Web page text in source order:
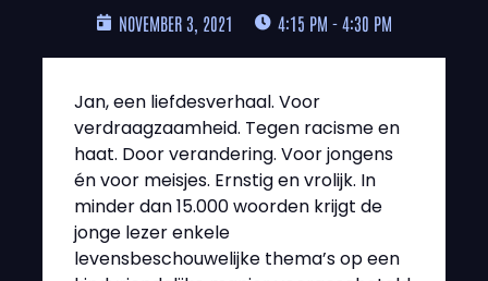
NOVEMBER 3, 2021 4:15 PM - 4:30 PM
Jan, een liefdesverhaal. Voor
verdraagzaamheid. Tegen racisme en
haat. Door verandering. Voor jongens
én voor meisjes. Ernstig en vrolijk. In
minder dan 15.000 woorden krijgt de
jonge lezer enkele
levensbeschouwelijke thema’s op een